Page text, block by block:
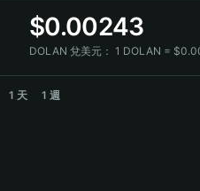
$0.00243
DOLAN 兌美元： 1 DOLAN =
1 天 1 週